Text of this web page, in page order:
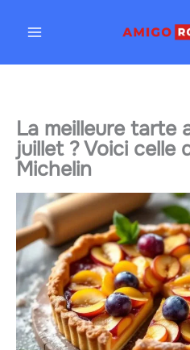
La meilleure tarte
juillet ? Voici celle
Michelin